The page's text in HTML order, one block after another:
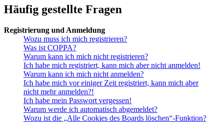
Häufig gestellte Fragen
Registrierung und Anmeldung
Wozu muss ich mich registrieren?
Was ist COPPA?
Warum kann ich mich nicht registrieren?
Ich habe mich registriert, kann mich aber nicht anmelden!
Warum kann ich mich nicht anmelden?
Ich habe mich vor einiger Zeit registriert, kann mich aber
nicht mehr anmelden?!
Ich habe mein Passwort vergessen!
Warum werde ich automatisch abgemeldet?
Wozu ist die „Alle Cookies des Boards löschen“-Funktion?